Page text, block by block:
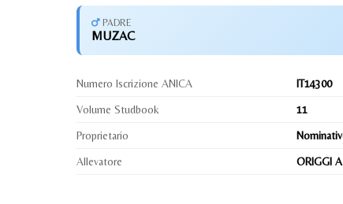
PADRE
MUZAC
Numero Iscrizione ANICA IT14300
Volume Studbook 11
Proprietario
Allevatore ORIGGI